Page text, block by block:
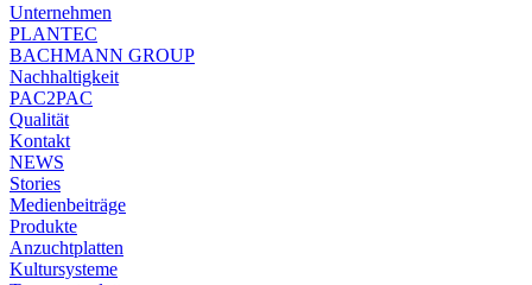
Unternehmen
PLANTEC
BACHMANN GROUP
Nachhaltigkeit
PAC2PAC
Qualität
Kontakt
NEWS
Stories
Medienbeiträge
Produkte
Anzuchtplatten
Kultursysteme